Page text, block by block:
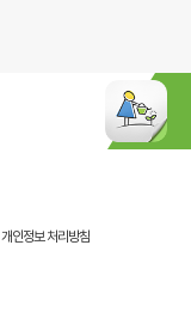
개인정보 처리방침